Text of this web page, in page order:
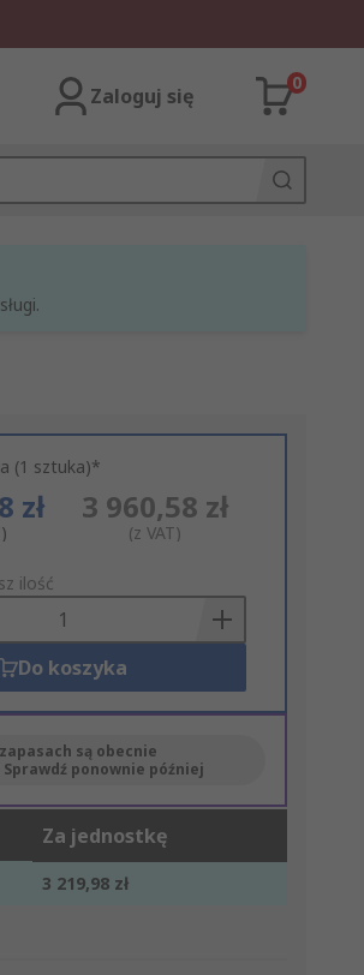
Zaloguj się
0
(1 sztuka)*
zł 3 960,58 zł
(z VAT)
ilość
Do koszyka
są obecnie
ponownie później
Za jednostkę
3 219,98 zł